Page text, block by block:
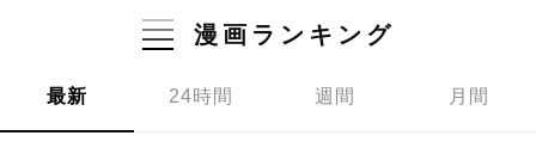
漫画ランキング
最新 24時間 週間 月間